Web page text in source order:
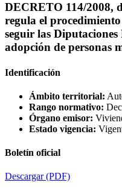
DECRETO 114/2008,
regula el
seguir las
adopción de personas
Identificación
Ámbito territorial:
Rango normativo:
Órgano emisor:
Estado vigencia:
Boletín oficial
Descargar(PDF)